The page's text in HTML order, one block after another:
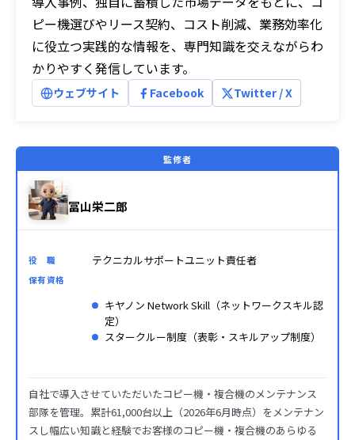
ピー機選びやリース契約、コスト削減、業務効率化
に役立つ実践的な情報を、専門知識を交えながらわ
かりやすく発信しています。
ウェブサイト Facebook Twitter / X
監修者
冨山栄二郎
役 職 テクニカルサポートユニット責任者
保有資格
キヤノン Network Skill（ネットワークスキル認
定）
スタークルー制度（表彰・スキルアップ制度）
自社で導入させていただいたコピー機・複合機のメンテナンス
部隊を管理。累計61,000台以上（2026年6月時点）をメンテナン
スし幅広い知識と経験でお客様のコピー機・複合機のあらゆる